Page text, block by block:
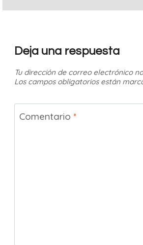
Deja una respuesta
Tu dirección de correo electrónico
Los campos obligatorios están
Comentario *